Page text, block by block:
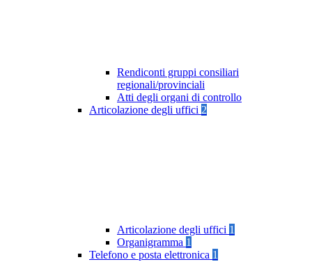
Rendiconti gruppi consiliari
regionali/provinciali
Atti degli organi di controllo
Articolazione degli uffici 2
Articolazione degli uffici 1
Organigramma 1
Telefono e posta elettronica 1